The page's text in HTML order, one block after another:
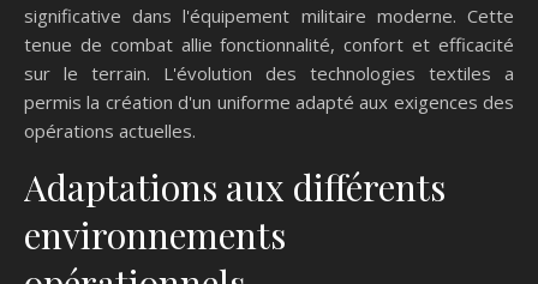
significative dans l'équipement militaire moderne. Cette
tenue de combat allie fonctionnalité, confort et efficacité
sur le terrain. L'évolution des technologies textiles a
permis la création d'un uniforme adapté aux exigences des
opérations actuelles.
Adaptations aux différents
environnements